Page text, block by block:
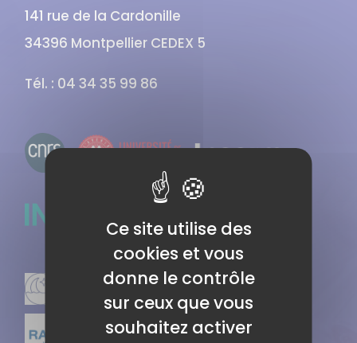
141 rue de la Cardonille
34396 Montpellier CEDEX 5
Tél. : 04 34 35 99 86
Ce site utilise des
cookies et vous
donne le contrôle
sur ceux que vous
souhaitez activer